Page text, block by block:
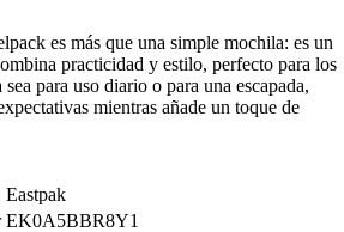
es más que una simple mochila: es un
practicidad y estilo, perfecto para los
para uso diario o para una escapada,
mientras añade un toque de
Eastpak
EK0A5BBR8Y1